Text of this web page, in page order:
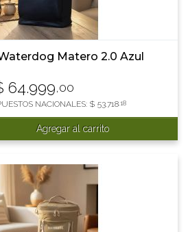
Matero 2.0 Azul
64.999,00
NACIONALES: $ 53.718,18
Agregar al carrito